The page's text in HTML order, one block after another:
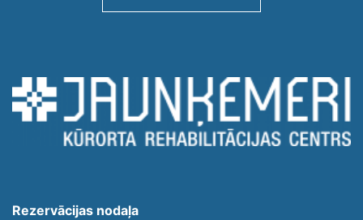
Rezervācijas nodaļa